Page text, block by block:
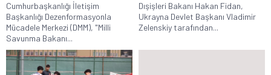
Cumhurbaşkanlığı İletişim
Başkanlığı Dezenformasyonla
Mücadele Merkezi (DMM), "Milli
Savunma Bakanı...
Dışişleri Bakanı Hakan Fidan,
Ukrayna Devlet Başkanı Vladimir
Zelenskiy tarafından...